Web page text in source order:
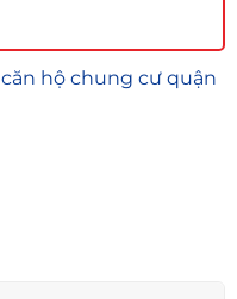
căn hộ chung cư quận